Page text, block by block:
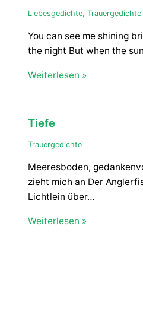
Liebesgedichte, Trauergedichte
You can see me shining
the night But when the
Weiterlesen »
Tiefe
Trauergedichte
Meeresboden,
zieht mich an Der
Lichtlein über…
Weiterlesen »